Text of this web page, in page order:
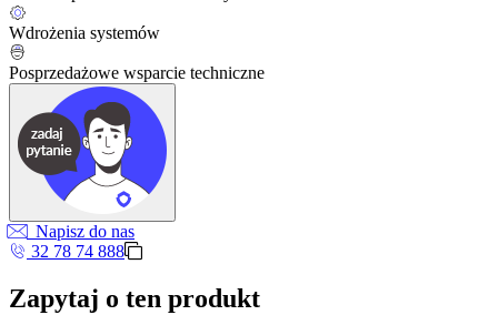
Wdrożenia systemów
Posprzedażowe wsparcie techniczne
Napisz do nas
32 78 74 888
Zapytaj o ten produkt